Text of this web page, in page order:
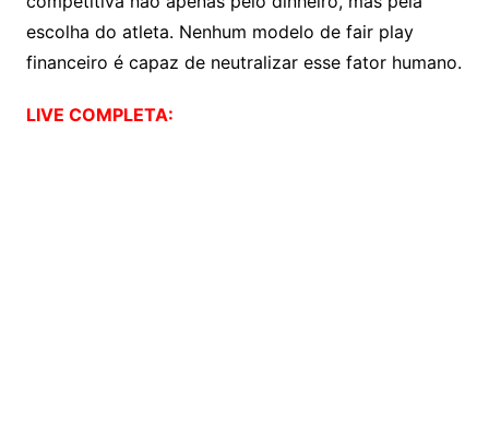
escolha do atleta. Nenhum modelo de fair play
financeiro é capaz de neutralizar esse fator humano.
LIVE COMPLETA: